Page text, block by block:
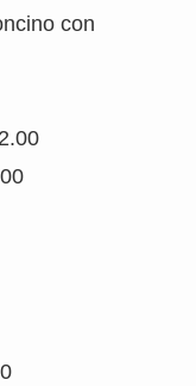
con